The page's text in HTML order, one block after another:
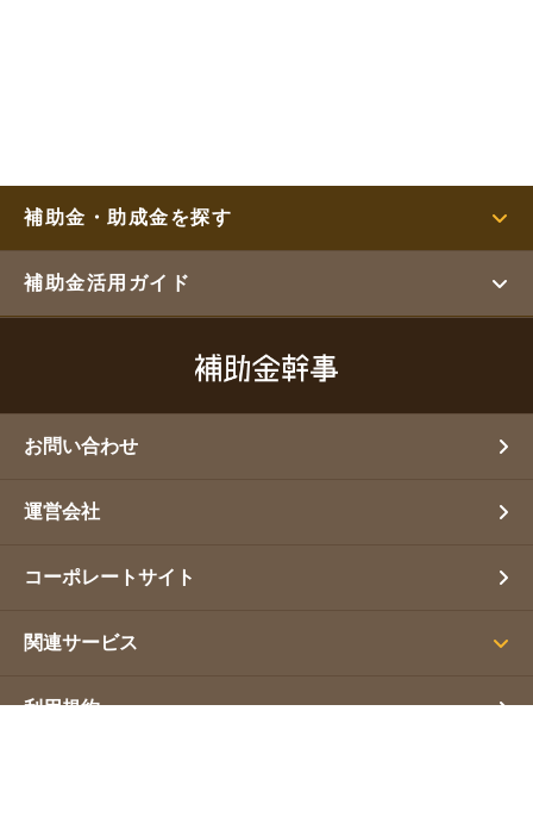
補助金・助成金を探す
補助金活用ガイド
お問い合わせ
運営会社
コーポレートサイト
関連サービス
利用規約